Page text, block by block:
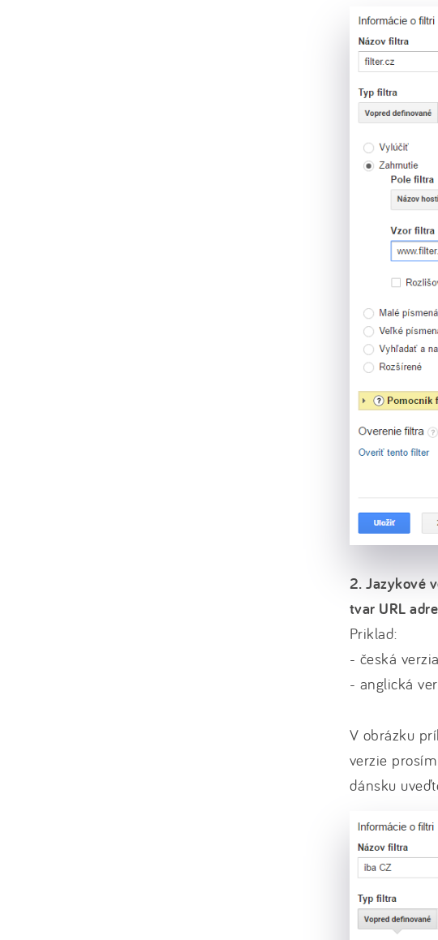
2. Jazykové
tvar URL
Priklad:
- česká
- anglická
V obrázku
verzie
dánsku